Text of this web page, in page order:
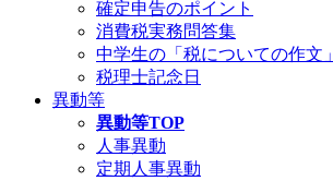
確定申告のポイント
消費税実務問答集
中学生の「税についての作文」
税理士記念日
異動等
異動等TOP
人事異動
定期人事異動